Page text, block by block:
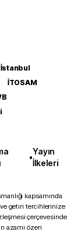
İTOSAM
•
Yayın
İlkeleri
kapsamında
getiri tercihlerinize
çerçevesinde
azami özen